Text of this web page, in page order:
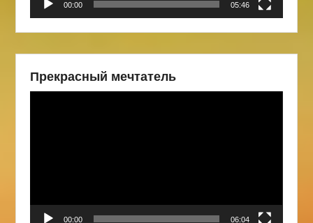
00:00 05:46
Прекрасный мечтатель
00:00 06:04